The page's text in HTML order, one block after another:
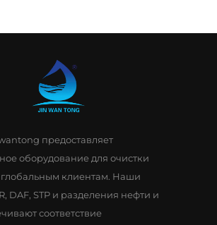
предоставляет
оборудование для очистки
глобальным клиентам. Наши
DAF, STP и разделения нефти и
соответствие